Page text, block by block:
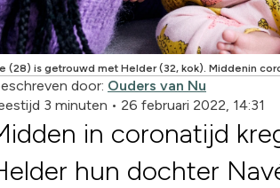
(28) is getrouwd met Helder (32, kok). Middenin
door: Ouders van Nu
3 minuten • 26 februari 2022, 14:31
in coronatijd
hun dochter